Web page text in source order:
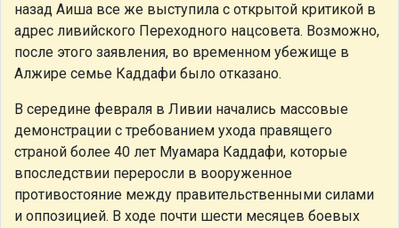
назад Аиша все же выступила с открытой критикой в
адрес ливийского Переходного нацсовета. Возможно,
после этого заявления, во временном убежище в
Алжире семье Каддафи было отказано.
В середине февраля в Ливии начались массовые
демонстрации с требованием ухода правящего
страной более 40 лет Муамара Каддафи, которые
впоследствии переросли в вооруженное
противостояние между правительственными силами
и оппозицией. В ходе почти шести месяцев боевых